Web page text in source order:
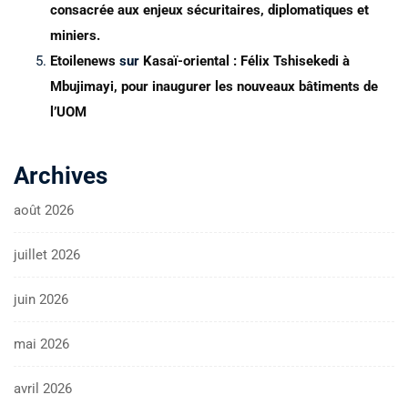
consacrée aux enjeux sécuritaires, diplomatiques et
miniers.
Etoilenews sur Kasaï-oriental : Félix Tshisekedi à
Mbujimayi, pour inaugurer les nouveaux bâtiments de
l’UOM
Archives
août 2026
juillet 2026
juin 2026
mai 2026
avril 2026